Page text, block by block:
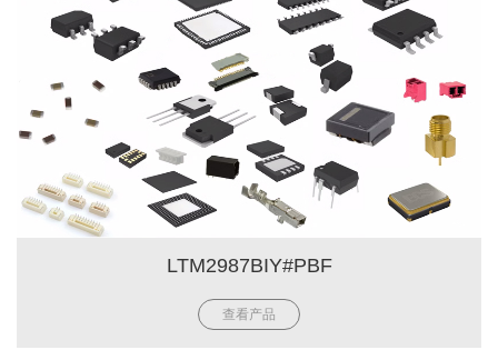
LTM2987BIY#PBF
查看产品